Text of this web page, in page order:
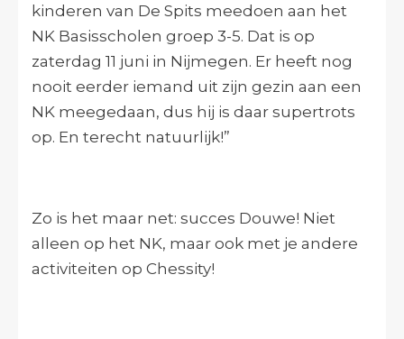
kinderen van De Spits meedoen aan het
NK Basisscholen groep 3-5. Dat is op
zaterdag 11 juni in Nijmegen. Er heeft nog
nooit eerder iemand uit zijn gezin aan een
NK meegedaan, dus hij is daar supertrots
op. En terecht natuurlijk!”
Zo is het maar net: succes Douwe! Niet
alleen op het NK, maar ook met je andere
activiteiten op Chessity!